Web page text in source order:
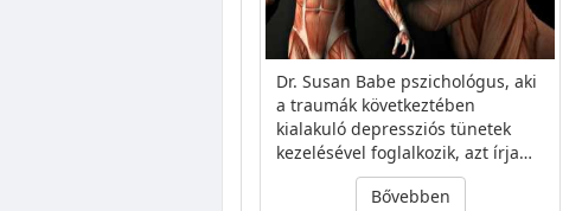
Dr. Susan Babe pszichológus, aki
a traumák következtében
kialakuló depressziós tünetek
kezelésével foglalkozik, azt írja…
Bővebben